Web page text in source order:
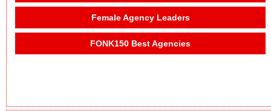
Female Agency Leaders
FONK150 Best Agencies